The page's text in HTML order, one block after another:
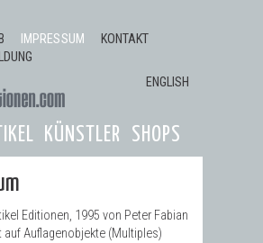
IMPRESSUM
KONTAKT
ENGLISH
KÜNSTLER SHOPS
Editionen, 1995 von Peter Fabian
auf Auflagenobjekte (Multiples)